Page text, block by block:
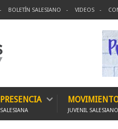
BOLETÍN SALESIANO VIDEOS
PRESENCIA
SALESIANA JUVENIL SALESIANO